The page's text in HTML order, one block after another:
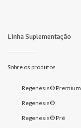
Linha Suplementação
Sobre os produtos
Regenesis® Premium
Regenesis®
Regenesis® Pré